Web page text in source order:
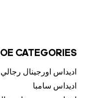
CATEGORIES
اديداس اورجينال رجالي
اديداس سامبا